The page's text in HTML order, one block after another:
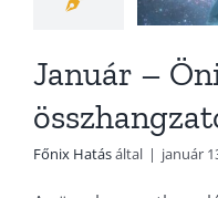
Január –
Főnix Hatásáltal | január